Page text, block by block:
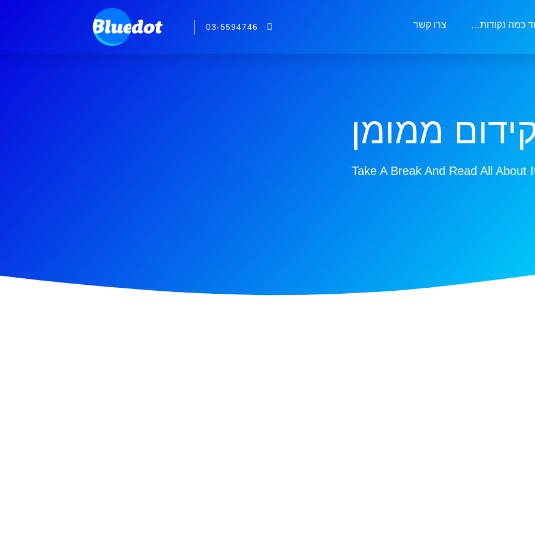
כמה נקודות… צרו קשר 03-5594746
ממומן
Take A Break And Read All About